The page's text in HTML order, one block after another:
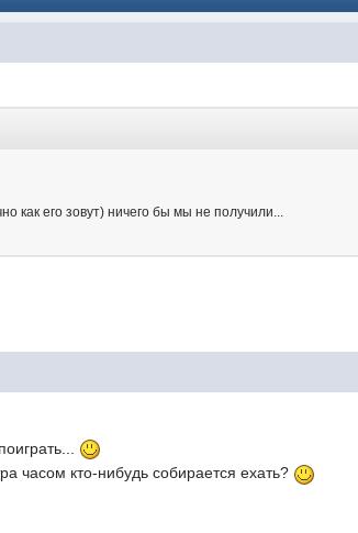
как его зовут) ничего бы мы не получили...
часом кто-нибудь собирается ехать?